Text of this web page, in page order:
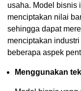
usaha. Model bisnis
menciptakan nilai
sehingga dapat
menciptakan
beberapa aspek
Menggunakan